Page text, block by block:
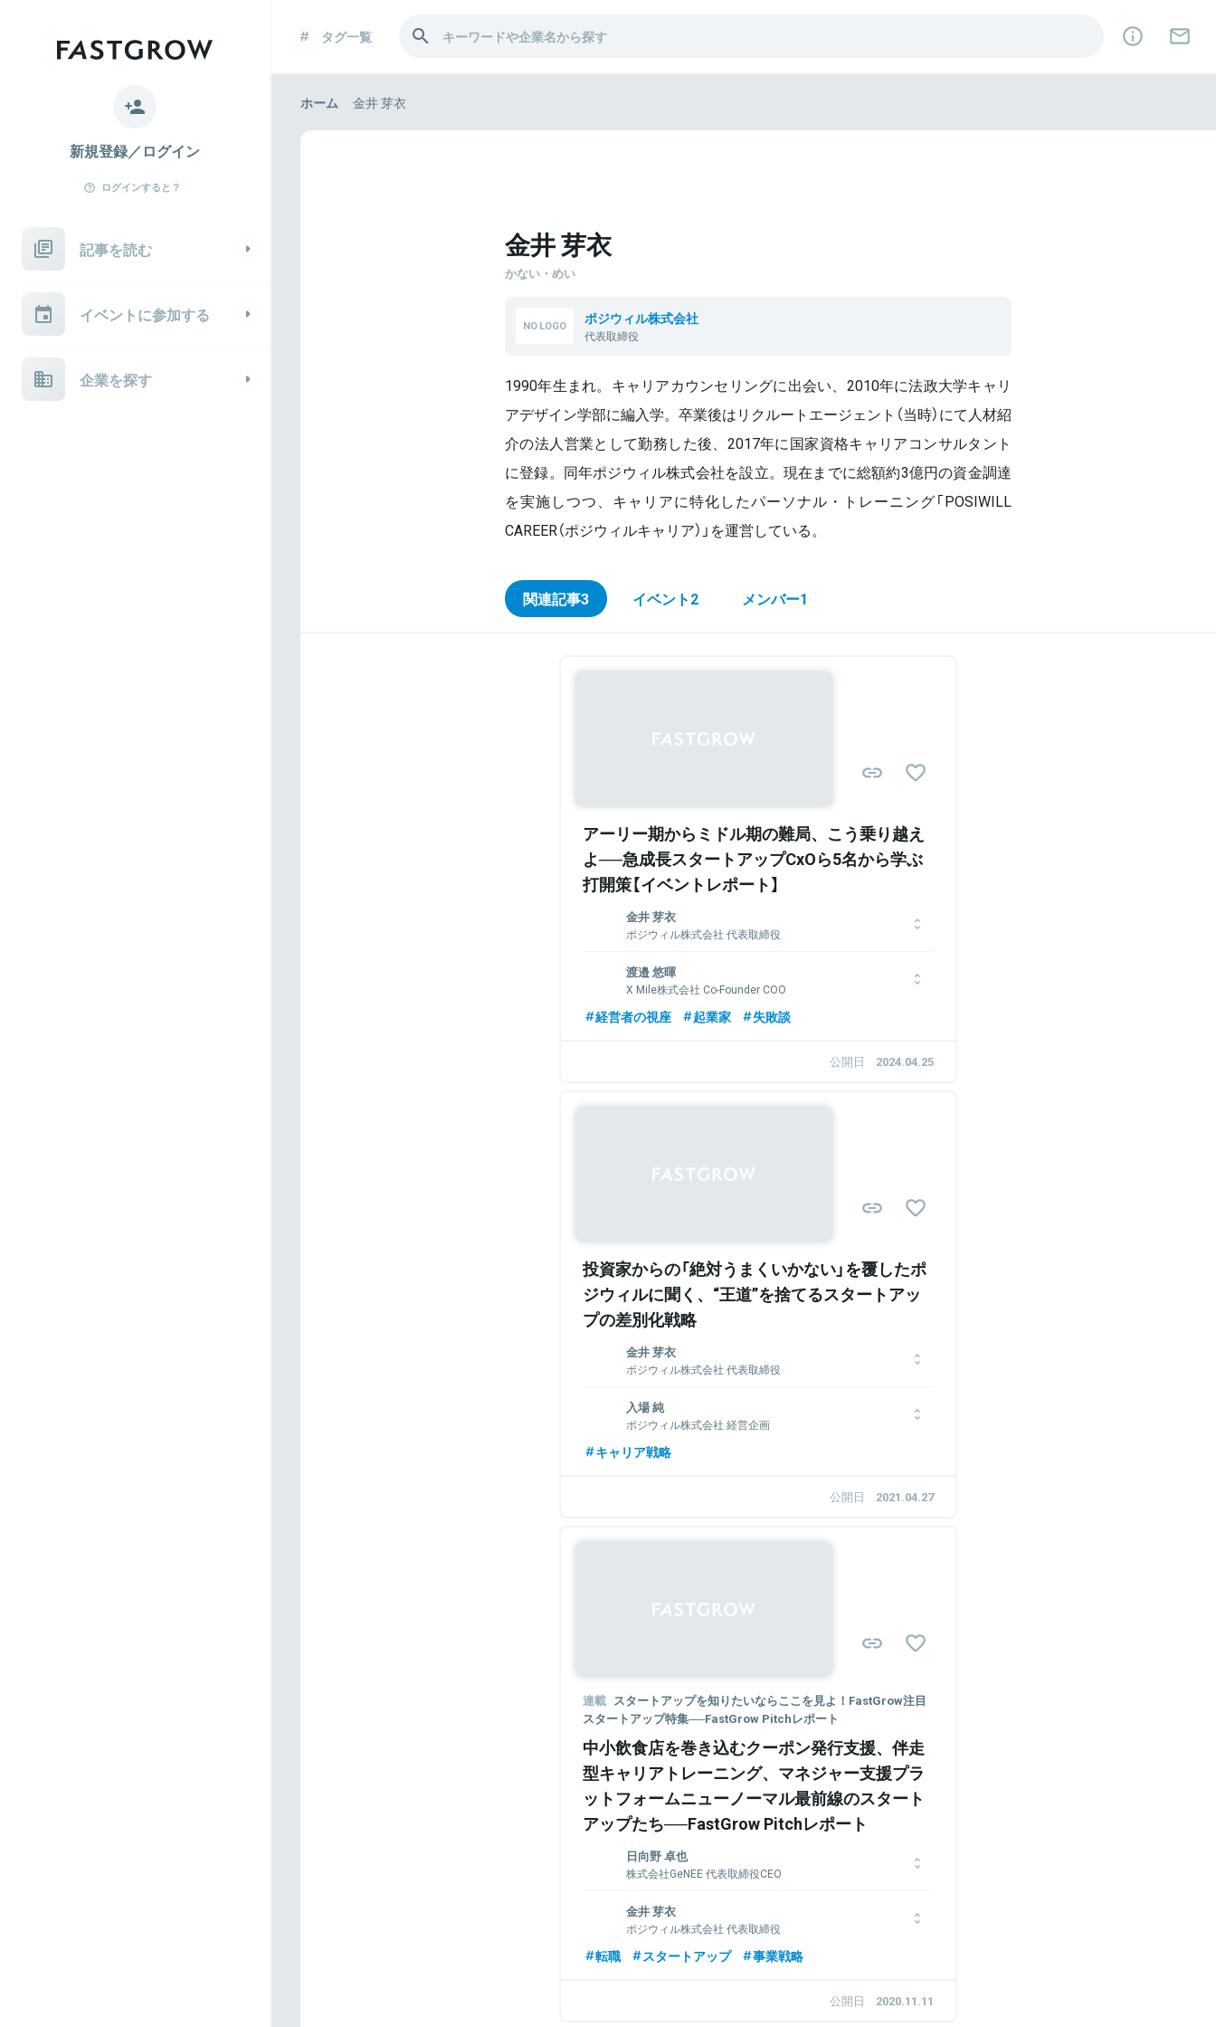
新規登録／ログイン
ログインすると？
記事を読む
イベントに参加する
企業を探す
タグ一覧
ホーム 金井 芽衣
金井 芽衣
かない・めい
ポジウィル株式会社
代表取締役
1990年生まれ。キャリアカウンセリングに出会い、2010年に法政大学キャリ
アデザイン学部に編入学。卒業後はリクルートエージェント（当時）にて人材紹
介の法人営業として勤務した後、2017年に国家資格キャリアコンサルタント
に登録。同年ポジウィル株式会社を設立。現在までに総額約3億円の資金調達
を実施しつつ、キャリアに特化したパーソナル・トレーニング「POSIWILL
CAREER（ポジウィルキャリア）」を運営している。
関連記事3 イベント2 メンバー1
アーリー期からミドル期の難局、こう乗り越え
よ──急成長スタートアップCxOら5名から学ぶ
打開策【イベントレポート】
金井 芽衣
ポジウィル株式会社 代表取締役
大学キャリアデザイン学部に編入学。卒業後はリクルートエージ
ェント（当時）にて人材紹介の法人営業として勤務した後、2017年
に国家資格キャリアコンサルタントに登録。同年ポジウィル株式
CAREER（ポジウィルキャリア）」を運営している。
渡邉 悠暉
X Mile株式会社 Co-Founder COO
国際基督教大学(ICU)在学中に、人材系大手エン・ジャパンの新規
事。全社MVPを獲得。2018年7月に株式会社ネクストビートでメ
りX Mile株式会社のCo-Founder COOとしてのキャリアをスター
経営者の視座 起業家 失敗談
公開日 2024.04.25
投資家からの「絶対うまくいかない」を覆したポ
ジウィルに聞く、“王道”を捨てるスタートアッ
プの差別化戦略
金井 芽衣
ポジウィル株式会社 代表取締役
大学キャリアデザイン学部に編入学。卒業後はリクルートエージ
ェント（当時）にて人材紹介の法人営業として勤務した後、2017年
に国家資格キャリアコンサルタントに登録。同年ポジウィル株式
CAREER（ポジウィルキャリア）」を運営している。
入場 純
ポジウィル株式会社 経営企画
2016年に早稲田大学を卒業。その後、Webマーケティングのコン
ング会社であるアクセンチュアに転職。2年間経営コンサルタント
キャリア戦略
公開日 2021.04.27
連載 スタートアップを知りたいならここを見よ！FastGrow注目
スタートアップ特集──FastGrow Pitchレポート
中小飲食店を巻き込むクーポン発行支援、伴走
型キャリアトレーニング、マネジャー支援プラ
ットフォームニューノーマル最前線のスタート
アップたち──FastGrow Pitchレポート
日向野 卓也
株式会社GeNEE 代表取締役CEO
ルティングファームにて法人向け事業企画・事業開発、コーポレ
ートファイナンス、アナリティクス業務等を経験した後、株式会
社GeNEEを創業。toB向け社食・オフィスランチデリバリーの
金井 芽衣
ポジウィル株式会社 代表取締役
1990年生まれ。キャリアカウンセリングに出会い、2010年に法政
に国家資格キャリアコンサルタントに登録。同年ポジウィル株式
転職 スタートアップ 事業戦略
公開日 2020.11.11